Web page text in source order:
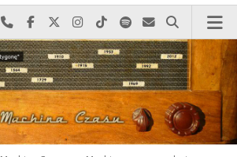
Najlepiej po prostu do nas zadzwoń
Odwiedź nas na Facebook-u
Odwiedź nas na X
Odwiedź nas na Instagram-ie
Odwiedź nas na TikTok-u
Szukaj nas na Spotify
Wyślij do nas
Szukaj